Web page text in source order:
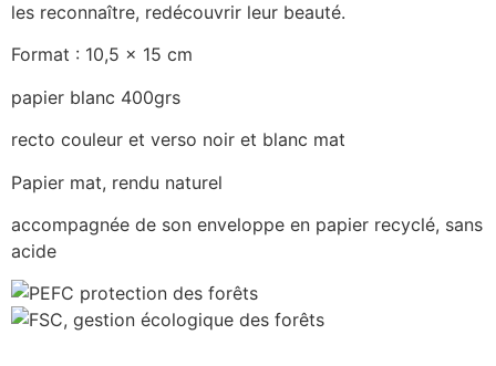
les reconnaître, redécouvrir leur beauté.
Format : 10,5 x 15 cm
papier blanc 400grs
recto couleur et verso noir et blanc mat
Papier mat, rendu naturel
accompagnée de son enveloppe en papier recyclé, sans
acide